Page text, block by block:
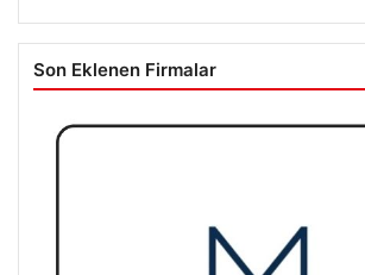
Son Eklenen Firmalar